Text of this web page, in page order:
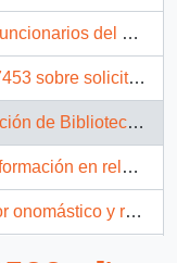
Curanilahue, solicitan ambulancia]
de pensión asistencial a viuda
situación del Museo Nacional de Bellas Artes]
presidencial a Arauco y Malleco]
y remite documento]